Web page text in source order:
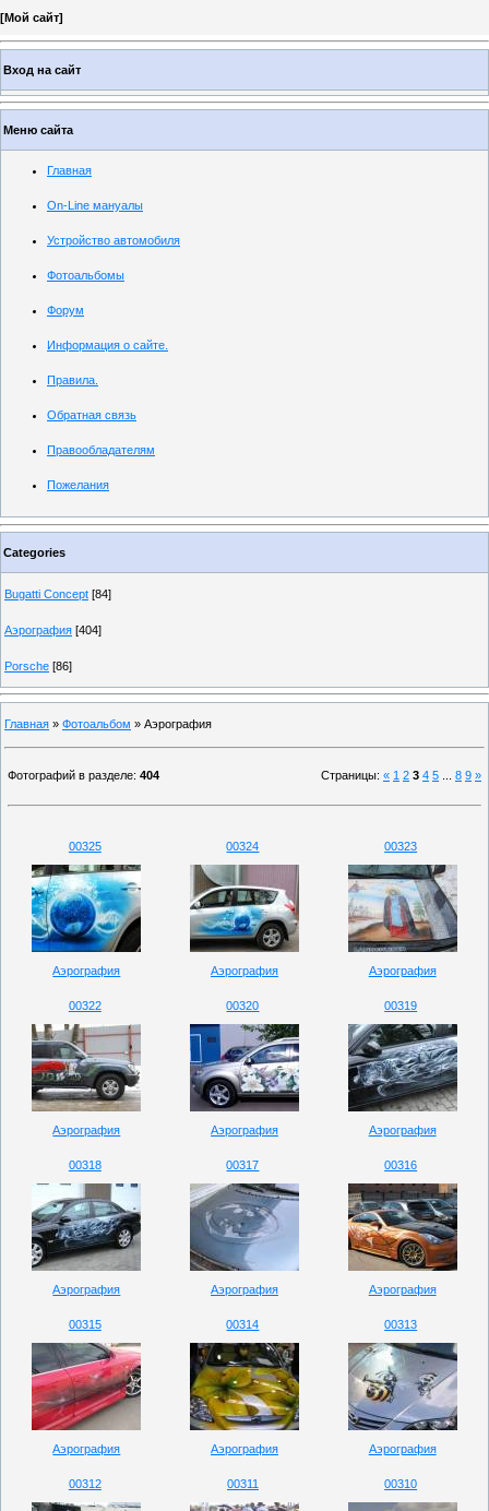
[Мой сайт]
Вход на сайт
Меню сайта
Главная
On-Line мануалы
Устройство автомобиля
Фотоальбомы
Форум
Информация о сайте.
Правила.
Обратная связь
Правообладателям
Пожелания
Categories
Bugatti Concept [84]
Аэрография [404]
Porsche [86]
Главная » Фотоальбом » Аэрография
Фотографий в разделе: 404 Страницы: « 1 2 3 4 5 8 9 »
00325
Аэрография
00324
Аэрография
00323
Аэрография
00322
Аэрография
00320
Аэрография
00319
Аэрография
00318
Аэрография
00317
Аэрография
00316
Аэрография
00315
Аэрография
00314
Аэрография
00313
Аэрография
00312 00311 00310